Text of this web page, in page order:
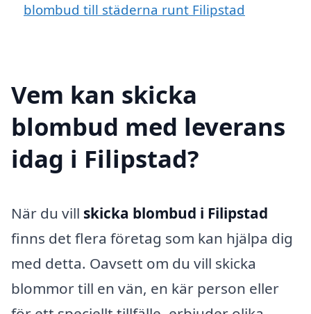
blombud till städerna runt Filipstad
Vem kan skicka
blombud med leverans
idag i Filipstad?
När du vill skicka blombud i Filipstad
finns det flera företag som kan hjälpa dig
med detta. Oavsett om du vill skicka
blommor till en vän, en kär person eller